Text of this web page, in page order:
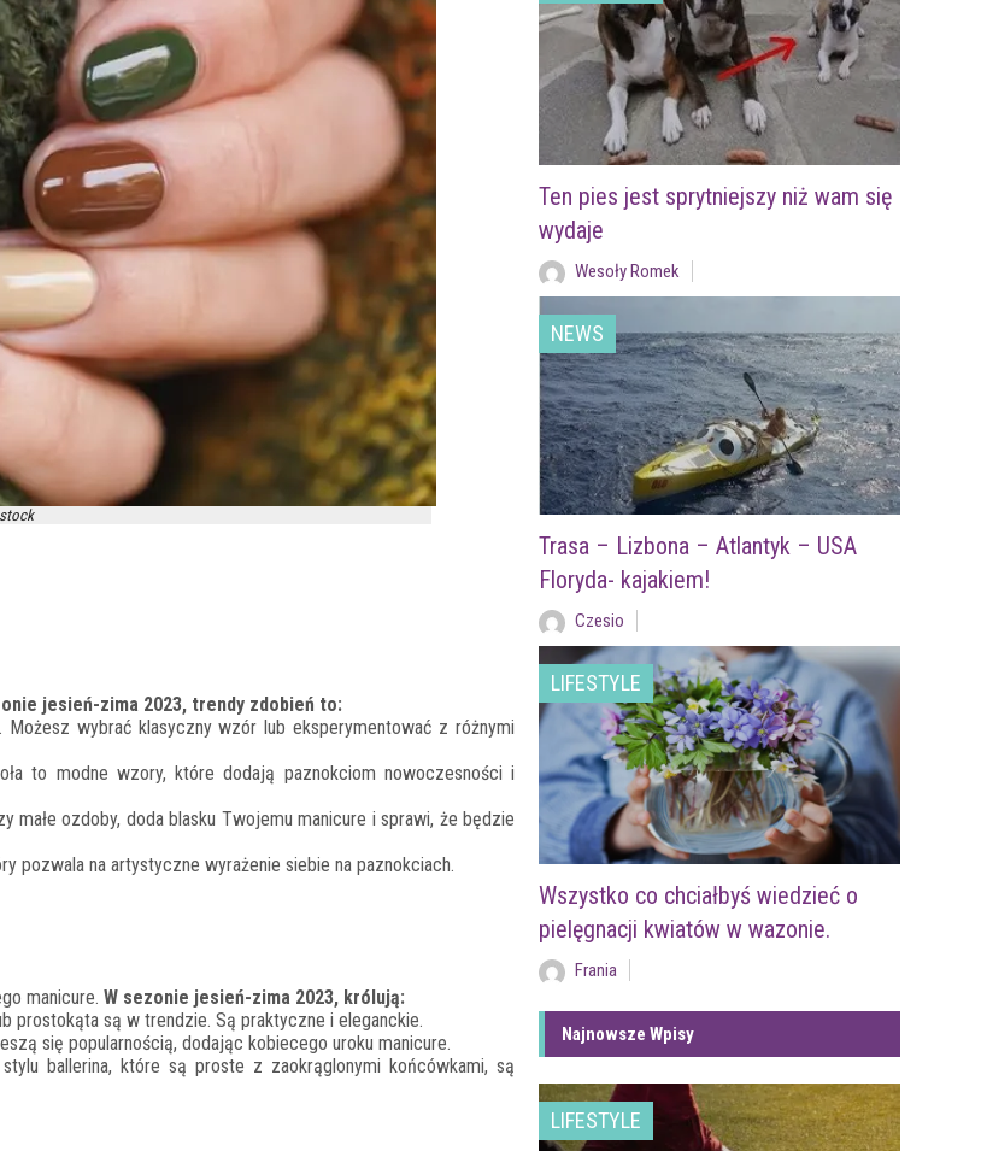
jesień-zima 2023, trendy zdobień to:
wybrać klasyczny wzór lub eksperymentować z różnymi
to modne wzory, które dodają paznokciom nowoczesności i
małe ozdoby, doda blasku Twojemu manicure i sprawi, że będzie
pozwala na artystyczne wyrażenie siebie na paznokciach.
manicure. W sezonie jesień-zima 2023, królują:
prostokąta są w trendzie. Są praktyczne i eleganckie.
się popularnością, dodając kobiecego uroku manicure.
ballerina, które są proste z zaokrąglonymi końcówkami, są
Ten pies jest sprytniejszy niż wam się
wydaje
Wesoły Romek
NEWS
Trasa – Lizbona – Atlantyk – USA
Floryda- kajakiem!
Czesio
LIFESTYLE
Wszystko co chciałbyś wiedzieć o
pielęgnacji kwiatów w wazonie.
Frania
Najnowsze Wpisy
LIFESTYLE